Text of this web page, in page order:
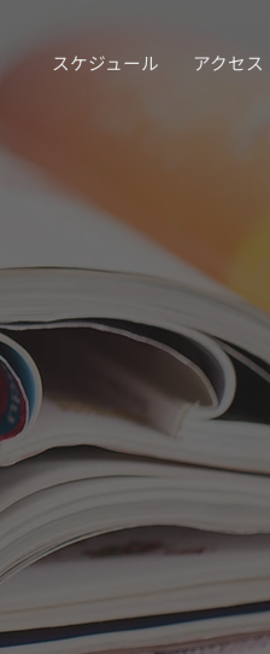
スケジュール アクセス